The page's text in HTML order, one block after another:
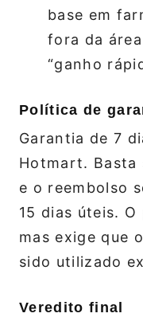
base em
fora da
“ganho
Política de
Garantia de 7
Hotmart. Basta
e o reembolso
15 dias úteis.
mas exige que
sido utilizado
Veredito final